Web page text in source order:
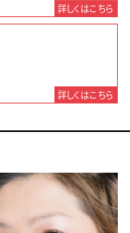
詳しくはこちら
詳しくはこちら